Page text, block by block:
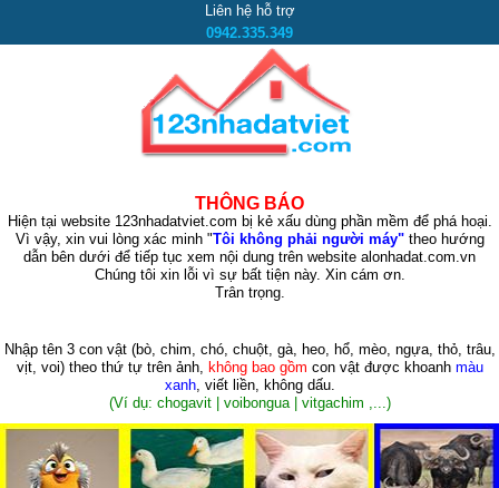
Liên hệ hỗ trợ
0942.335.349
THÔNG BÁO
Hiện tại website 123nhadatviet.com bị kẻ xấu dùng phần mềm để phá hoại.
Vì vậy, xin vui lòng xác minh "Tôi không phải người máy"theo hướng
dẫn bên dưới để tiếp tục xem nội dung trên website alonhadat.com.vn
Chúng tôi xin lỗi vì sự bất tiện này. Xin cám ơn.
Trân trọng.
Nhập tên 3 con vật (bò, chim, chó, chuột, gà, heo, hổ, mèo, ngựa, thỏ, trâu,
vịt, voi)theo thứ tự trên ảnh, không bao gồm con vật được khoanh màu
xanh, viết liền, không dấu.
(Ví dụ: chogavit | voibongua | vitgachim ,...)